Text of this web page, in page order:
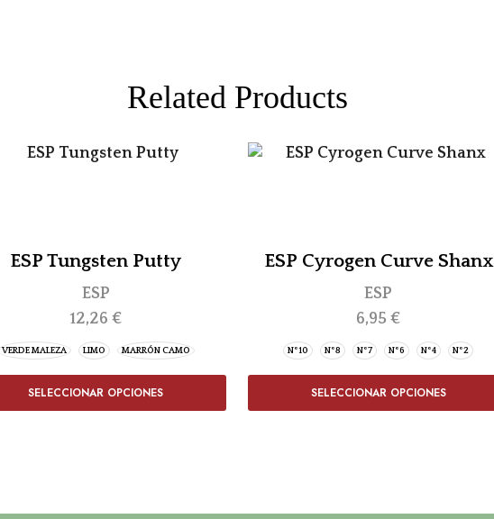
Related Products
ESP Tungsten Putty
ESP
12,26€
VERDE MALEZA LIMO MARRÓN CAMO
SELECCIONAR OPCIONES
ESP Cyrogen Curve Shanx
ESP
6,95€
Nº10 Nº8 Nº7 Nº6 Nº4 Nº2
SELECCIONAR OPCIONES